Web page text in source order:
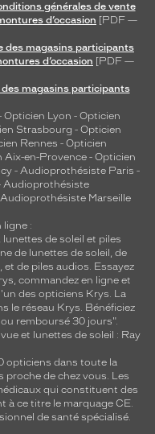
générales de vente
d’occasion [PDF —
des magasins participants
d’occasion [PDF —
des magasins participants
Opticien Lyon - Opticien
Strasbourg - Opticien
Rennes - Opticien
Aix-en-Provence - Opticien
- Audioprothésiste Paris -
Audioprothésiste
Audioprothésiste Marseille
ligne :
lunettes de soleil et piles
de lunettes de soleil, de
, et de piles audios. Essayez
commandez en ligne et
des opticiens Krys. La
le réseau Krys. Bénéficiez
remboursé 30 jours".
et lunettes de soleil : Ray
opticiens dans toute la
proche de chez vous. Les
qui constituent des
à ce titre le marquage CE.
de santé spécialisé.